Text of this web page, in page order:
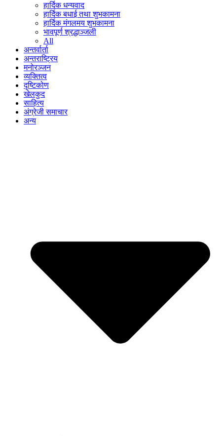
हार्दिक धन्यवाद
हार्दिक बधाई तथा शुभकामना
हार्दिक मंगलमय शुभकामना
भावपूर्ण श्रद्धाञ्जली
All
अन्तर्वार्ता
अन्तराष्ट्रिय
मनोरञ्जन
व्यक्तित्व
दृष्टिकोण
खेलकुद
साहित्य
अंग्रेजी समाचार
अन्य